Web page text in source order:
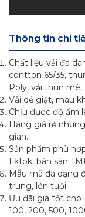
Thông tin chi
Chất liệu vải đa
contton 65/35,
Poly, vải thun
Vải dễ giặt, mau
Chịu được độ ẩm
Hàng giá rẻ
gian.
Sản phẩm phù
tiktok, bán sàn
Mẫu mã đa dạng
trung, lớn tuổi.
Ưu đãi giá tốt cho
100, 200, 500,